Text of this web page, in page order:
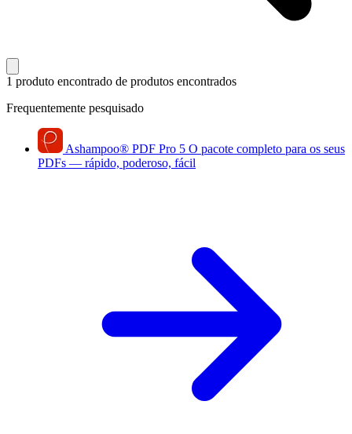
1 produto encontrado de produtos encontrados
Frequentemente pesquisado
Ashampoo® PDF Pro 5 O pacote completo para os seus
PDFs — rápido, poderoso, fácil